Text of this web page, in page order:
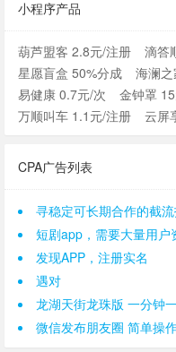
小程序产品
葫芦盟客 2.8元/注册
滴答
星愿盲盒 50%分成
海澜
易健康 0.7元/次
金钟罩
万顺叫车 1.1元/注册
云屏
CPA广告列表
寻稳定可长期合作的截流打成人用
短剧app，需要大量用户
发现APP，注册实名
遇对
龙湖天街龙珠版 一分钟
微信发布朋友圈 简单操